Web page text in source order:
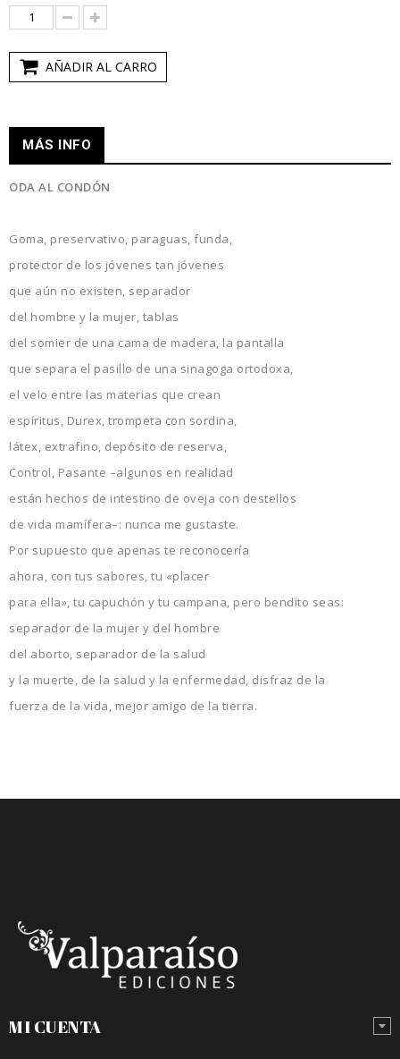
AÑADIR AL CARRO
MÁS INFO
ODA AL CONDÓN
Goma, preservativo, paraguas, funda,
protector de los jóvenes tan jóvenes
que aún no existen, separador
del hombre y la mujer, tablas
del somier de una cama de madera, la pantalla
que separa el pasillo de una sinagoga ortodoxa,
el velo entre las materias que crean
espíritus, Durex, trompeta con sordina,
látex, extrafino, depósito de reserva,
Control, Pasante –algunos en realidad
están hechos de intestino de oveja con destellos
de vida mamífera–: nunca me gustaste.
Por supuesto que apenas te reconocería
ahora, con tus sabores, tu «placer
para ella», tu capuchón y tu campana, pero bendito seas:
separador de la mujer y del hombre
del aborto, separador de la salud
y la muerte, de la salud y la enfermedad, disfraz de la
fuerza de la vida, mejor amigo de la tierra.
MI CUENTA